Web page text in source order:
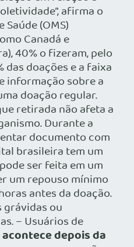
afirma o
(OMS)
Canadá e
40% o fizeram, pelo
das doações e a faixa
informação sobre a
doação regular.
retirada não afeta a
Durante a
documento com
brasileira tem um
ser feita em um
um repouso mínimo
antes da doação.
grávidas ou
– Usuários de
acontece depois da